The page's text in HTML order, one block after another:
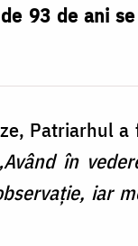
93 de ani
Patriarhul
în
iar